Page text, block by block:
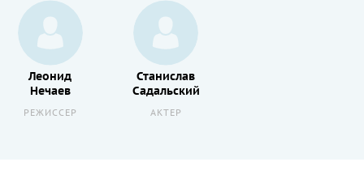
Леонид
Нечаев
РЕЖИССЕР
Станислав
Садальский
АКТЕР